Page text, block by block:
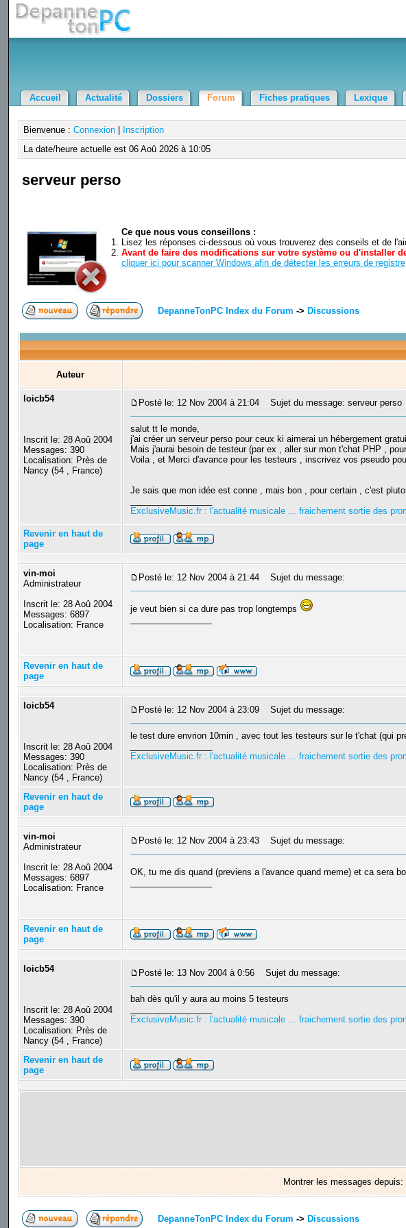
Accueil Actualité Dossiers Forum Fiches pratiques Lexique
Bienvenue : Connexion|
Inscription
La date/heure actuelle est 06 Aoû 2026 à 10:05
serveur perso
Ce que nous vous conseillons :
Lisez les réponses ci-dessous où vous trouverez des conseils et de
Avant de faire des modifications sur votre système ou d'installer
cliquer ici pour scanner Windows afin de détecter les erreurs de registre
DepanneTonPC Index du Forum -> Discussions
Auteur
loicb54
Inscrit le: 28 Aoû 2004
Messages: 390
Localisation: Près de
Nancy (54 , France)
Posté le: 12 Nov 2004 à 21:04 Sujet du message: serveur perso
salut tt le monde,
j'ai créer un serveur perso pour ceux ki aimerai un hébergement
Mais j'aurai besoin de testeur (par ex , aller sur mon t'chat PHP ,
Voila , et Merci d'avance pour les testeurs , inscrivez vos pseudo
Je sais que mon idée est conne , mais bon , pour certain , c'est
ExclusiveMusic.fr : l'actualité musicale ... fraichement sortie des
Revenir en haut de
page
vin-moi
Administrateur
Inscrit le: 28 Aoû 2004
Messages: 6897
Localisation: France
Posté le: 12 Nov 2004 à 21:44 Sujet du message:
je veut bien si ca dure pas trop longtemps
Revenir en haut de
page
loicb54
Inscrit le: 28 Aoû 2004
Messages: 390
Localisation: Près de
Nancy (54 , France)
Posté le: 12 Nov 2004 à 23:09 Sujet du message:
le test dure envrion 10min , avec tout les testeurs sur le t'chat (qui
ExclusiveMusic.fr : l'actualité musicale ... fraichement sortie des
Revenir en haut de
page
vin-moi
Administrateur
Inscrit le: 28 Aoû 2004
Messages: 6897
Localisation: France
Posté le: 12 Nov 2004 à 23:43 Sujet du message:
OK, tu me dis quand (previens a l'avance quand meme) et ca sera
Revenir en haut de
page
loicb54
Inscrit le: 28 Aoû 2004
Messages: 390
Localisation: Près de
Nancy (54 , France)
Posté le: 13 Nov 2004 à 0:56 Sujet du message:
bah dès qu'il y aura au moins 5 testeurs
ExclusiveMusic.fr : l'actualité musicale ... fraichement sortie des
Revenir en haut de
page
Montrer les messages depuis:
DepanneTonPC Index du Forum -> Discussions